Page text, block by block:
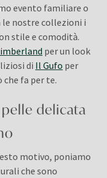
evento familiare o
le nostre collezioni i
stile e comodità.
per un look
di Il Gufo per
che fa per te.
delicata
motivo, poniamo
che sono